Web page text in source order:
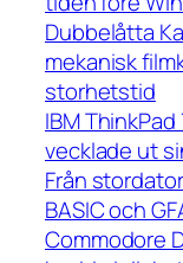
Dubbelåtta
mekanisk
storhetstid
IBM
vecklade ut
Från
BASIC och
Commodore